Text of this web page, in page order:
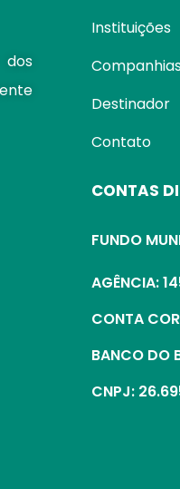
Instituições
Destinador
Contato
CONTAS
FUNDO
AGÊNCIA:
CONTA
BANCO DO
CNPJ: